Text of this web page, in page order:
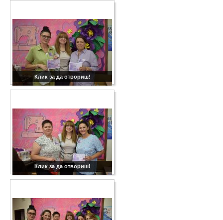
Клик за да отвориш!
Клик за да отвориш!